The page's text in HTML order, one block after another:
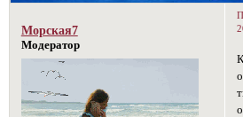
Морская7
Модератор